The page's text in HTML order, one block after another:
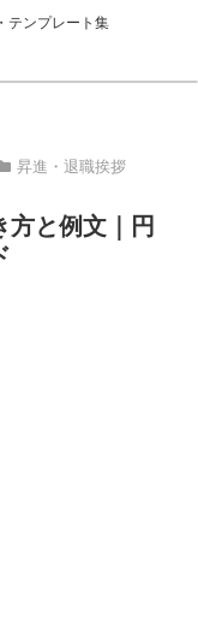
テンプレート集
昇進・退職挨拶
方と例文｜円